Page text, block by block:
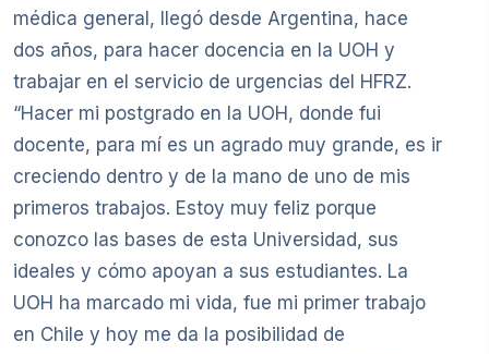
médica general, llegó desde Argentina, hace
dos años, para hacer docencia en la UOH y
trabajar en el servicio de urgencias del HFRZ.
“Hacer mi postgrado en la UOH, donde fui
docente, para mí es un agrado muy grande, es ir
creciendo dentro y de la mano de uno de mis
primeros trabajos. Estoy muy feliz porque
conozco las bases de esta Universidad, sus
ideales y cómo apoyan a sus estudiantes. La
UOH ha marcado mi vida, fue mi primer trabajo
en Chile y hoy me da la posibilidad de